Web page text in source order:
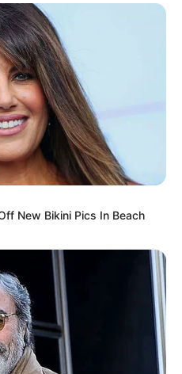
New Bikini Pics In Beach